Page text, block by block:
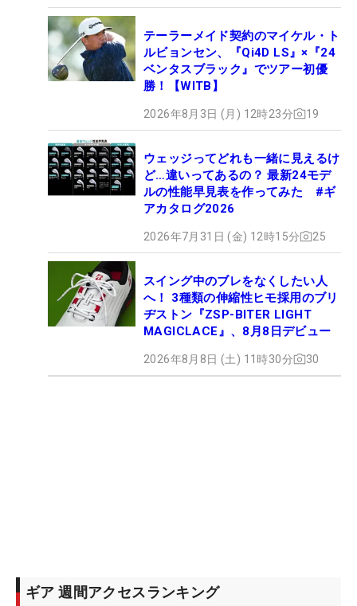
テーラーメイド契約のマイケル・ト
ルビョンセン、『Qi4D LS』×『24
ベンタスブラック』でツアー初優
勝！【WITB】
2026年8月3日 (月) 12時23分 19
ウェッジってどれも一緒に見えるけ
ど…違いってあるの？ 最新24モデ
ルの性能早見表を作ってみた #ギ
アカタログ2026
2026年7月31日 (金) 12時15分 25
スイング中のブレをなくしたい人
へ！ 3種類の伸縮性ヒモ採用のブリ
ヂストン『ZSP-BITER LIGHT
MAGICLACE』、8月8日デビュー
2026年8月8日 (土) 11時30分 30
ギア 週間アクセスランキング